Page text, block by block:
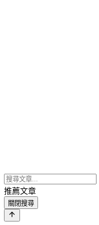
推薦文章
關閉搜尋